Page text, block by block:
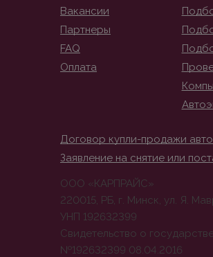
Вакансии
Партнеры
FAQ
Оплата
Договор купли-продажи
Заявление на снятие или
ООО «КАРПРАЙС»
220015, РБ, г. Минск, ул. Я.
УНП 192632399
Свидетельство о
№192632399 08.04.2016